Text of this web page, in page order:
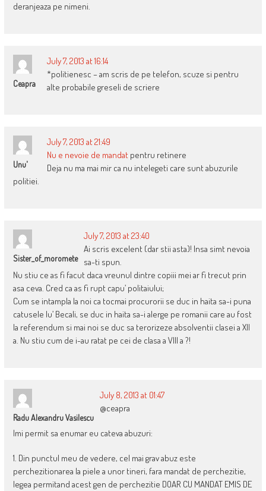
deranjeaza pe nimeni.
Ceapra
July 7, 2013 at 16:14
*politienesc – am scris de pe telefon, scuze si pentru
alte probabile greseli de scriere
Unu'
July 7, 2013 at 21:49
Nu e nevoie de mandatpentru retinere
Deja nu ma mai mir ca nu intelegeti care sunt abuzurile
politiei.
Sister_of_moromete
July 7, 2013 at 23:40
Ai scris excelent (dar stii asta)! Insa simt nevoia
sa-ti spun.
Nu stiu ce as fi facut daca vreunul dintre copiii mei ar fi trecut prin
asa ceva. Cred ca as fi rupt capu’ politaiului;
Cum se intampla la noi ca tocmai procurorii se duc in haita sa-i puna
catusele lu’ Becali, se duc in haita sa-i alerge pe romanii care au fost
la referendum si mai noi se duc sa terorizeze absolventii clasei a XII
a. Nu stiu cum de i-au ratat pe cei de clasa a VIII a ?!
Radu Alexandru Vasilescu
July 8, 2013 at 01:47
@ceapra
Imi permit sa enumar eu cateva abuzuri:
1. Din punctul meu de vedere, cel mai grav abuz este
perchezitionarea la piele a unor tineri, fara mandat de perchezitie,
legea permitand acest gen de perchezitie DOAR CU MANDAT EMIS DE